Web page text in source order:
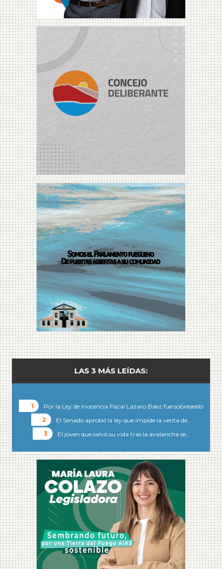
LAS 3 MÁS LEÍDAS:
Por la Ley de Inocencia Fiscal Lázaro Báez fue sobreseído
El Senado aprobó la ley que impide la venta de…
El joven que salvó su vida tras la avalancha se…